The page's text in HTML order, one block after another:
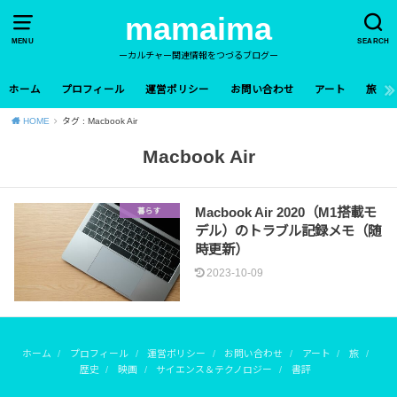
MENU SEARCH
mamaima
ーカルチャー関連情報をつづるブログー
ホーム プロフィール 運営ポリシー お問い合わせ アート 旅
HOME タグ : Macbook Air
Macbook Air
暮らす
Macbook Air 2020（M1搭載モ
デル）のトラブル記録メモ（随
時更新）
2023-10-09
ホーム プロフィール 運営ポリシー お問い合わせ アート
旅
歴史
映画 サイエンス＆テクノロジー 書評